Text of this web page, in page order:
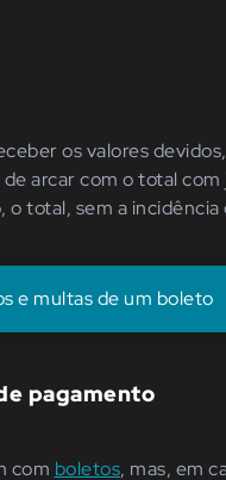
os valores
arcar com o total
total, sem a
e multas de um boleto
pagamento
com boletos, mas, em